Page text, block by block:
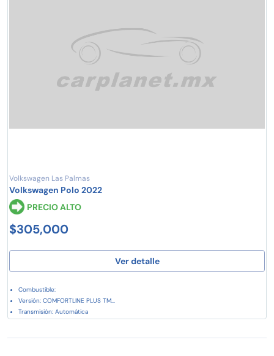
Volkswagen Las Palmas
Volkswagen Polo 2022
PRECIO ALTO
$305,000
Ver detalle
Combustible:
Versión: COMFORTLINE PLUS TM...
Transmisión: Automática